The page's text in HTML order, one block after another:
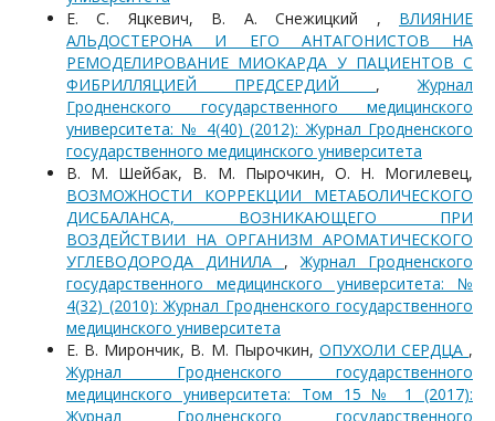
Е. С. Яцкевич, В. А. Снежицкий , ВЛИЯНИЕ
АЛЬДОСТЕРОНА И ЕГО АНТАГОНИСТОВ НА
РЕМОДЕЛИРОВАНИЕ МИОКАРДА У ПАЦИЕНТОВ С
ФИБРИЛЛЯЦИЕЙ ПРЕДСЕРДИЙ ,Журнал
Гродненского государственного медицинского
университета: № 4(40) (2012): Журнал Гродненского
государственного медицинского университета
В. М. Шейбак, В. М. Пырочкин, О. Н. Могилевец,
ВОЗМОЖНОСТИ КОРРЕКЦИИ МЕТАБОЛИЧЕСКОГО
ДИСБАЛАНСА, ВОЗНИКАЮЩЕГО ПРИ
ВОЗДЕЙСТВИИ НА ОРГАНИЗМ АРОМАТИЧЕСКОГО
УГЛЕВОДОРОДА ДИНИЛА ,Журнал Гродненского
государственного медицинского университета: №
4(32) (2010): Журнал Гродненского государственного
медицинского университета
Е. В. Мирончик, В. М. Пырочкин, ОПУХОЛИ СЕРДЦА ,
Журнал Гродненского государственного
медицинского университета: Том 15 № 1 (2017):
Журнал Гродненского государственного